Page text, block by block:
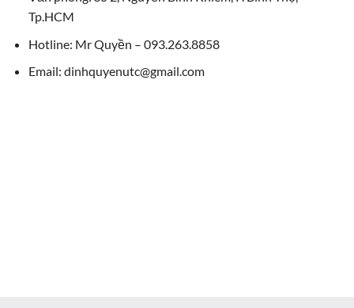
Tp.HCM
Hotline: Mr Quyền – 093.263.8858
Email: dinhquyenutc@gmail.com